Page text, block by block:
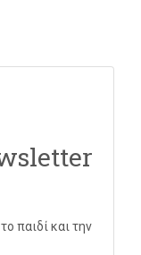
παιδί και την